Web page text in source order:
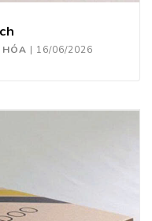
HÓA | 16/06/2026